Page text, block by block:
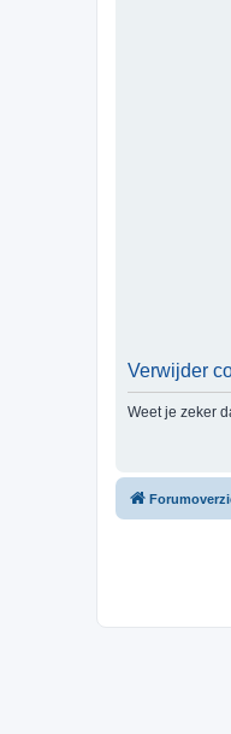
Verwijder
Weet je zeker